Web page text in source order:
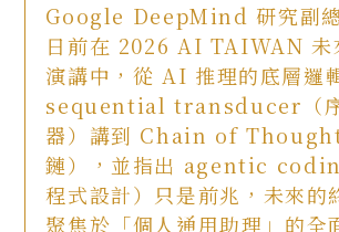
Google DeepMind 研究副
日前在 2026 AI TAIWAN 未
演講中，從 AI 推理的底層邏
sequential transducer（
器）講到 Chain of
鏈），並指出 agentic
程式設計）只是前兆，未來的
聚焦於「個人通用助理」的全